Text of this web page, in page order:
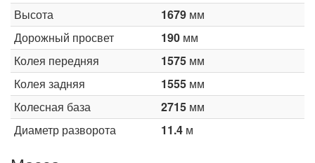
Высота
1679 мм
Дорожный просвет
190 мм
Колея передняя
1575 мм
Колея задняя
1555 мм
Колесная база
2715 мм
Диаметр разворота
11.4 м